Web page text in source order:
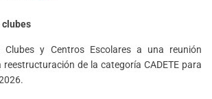
clubes
Clubes y Centros Escolares a una reunión
de la categoría CADETE para